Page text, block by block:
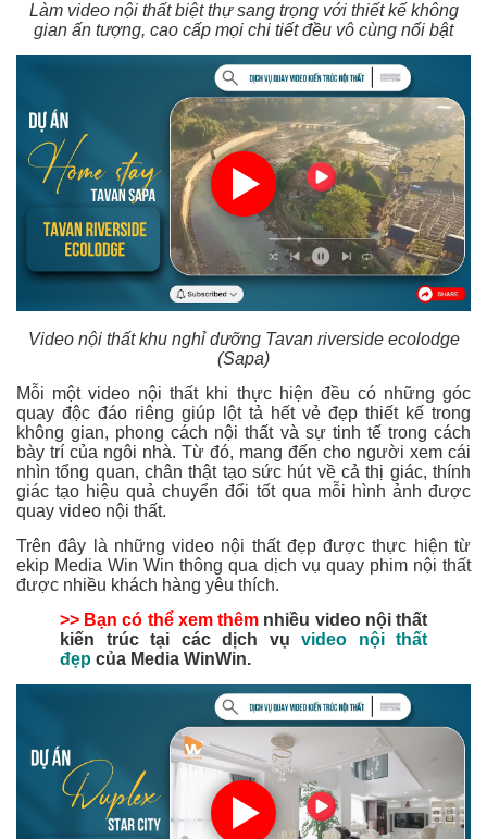
Làm video nội thất biệt thự sang trọng với thiết kế không
gian ấn tượng, cao cấp mọi chi tiết đều vô cùng nổi bật
Video nội thất khu nghỉ dưỡng Tavan riverside ecolodge
(Sapa)
Mỗi một video nội thất khi thực hiện đều có những góc
quay độc đáo riêng giúp lột tả hết vẻ đẹp thiết kế trong
không gian, phong cách nội thất và sự tinh tế trong cách
bày trí của ngôi nhà. Từ đó, mang đến cho người xem cái
nhìn tổng quan, chân thật tạo sức hút về cả thị giác, thính
giác tạo hiệu quả chuyển đổi tốt qua mỗi hình ảnh được
quay video nội thất.
Trên đây là những video nội thất đẹp được thực hiện từ
ekip Media Win Win thông qua dịch vụ quay phim nội thất
được nhiều khách hàng yêu thích.
>> Bạn có thể xem thêm nhiều video nội thất
kiến trúc tại các dịch vụ
video nội thất
đẹp của Media WinWin.